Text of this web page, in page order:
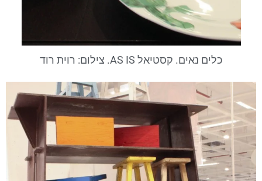
כלים נאים. קסטיאל AS IS. צילום: רוית רוד